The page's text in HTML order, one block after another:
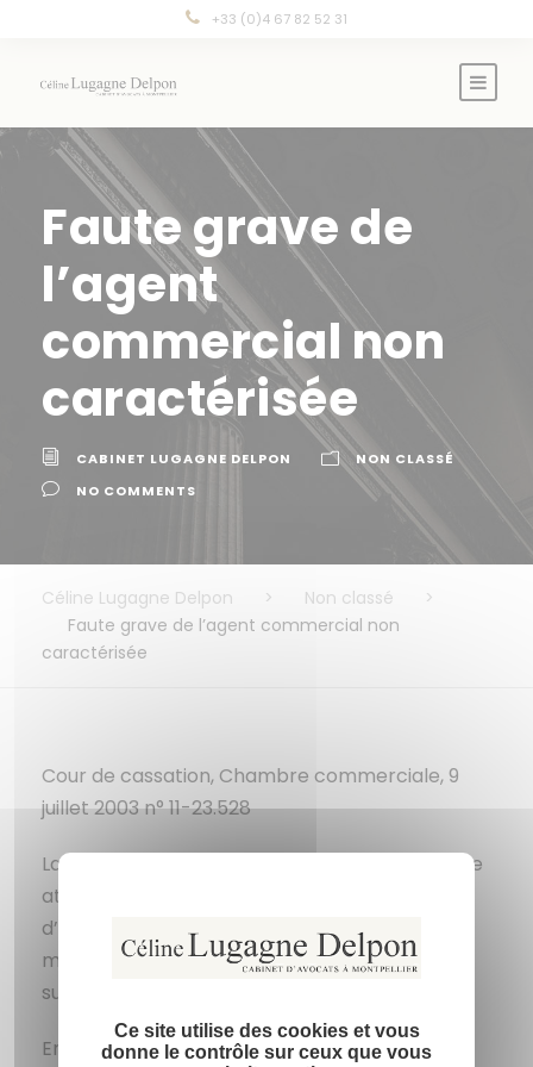
Panneau de gestion des cookies
Ce site utilise des cookies et vous
donne le contrôle sur ceux que vous
Masquer
+33 (0)4 67 82 52 31
Faute grave de
l’agent
commercial non
caractérisée
CABINET LUGAGNE DELPON
NON CLASSÉ
NO COMMENTS
Céline Lugagne Delpon > Non classé
>
Faute grave de l’agent commercial non
caractérisée
Cour de cassation, Chambre commerciale, 9
juillet 2003 n° 11-23.528
La faute grave de l’agent commercial qui porte
atteinte à la finalité commune du mandat
d’intérêt commun et rend impossible le
maintien du lien contractuel doit être
suffisamment caractérisé.
En cas de cessation de ses relations avec le